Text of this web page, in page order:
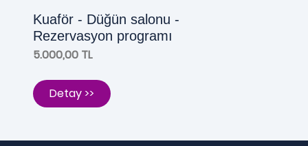
Kuaför - Düğün salonu -
Rezervasyon programı
5.000,00 TL
Detay >>